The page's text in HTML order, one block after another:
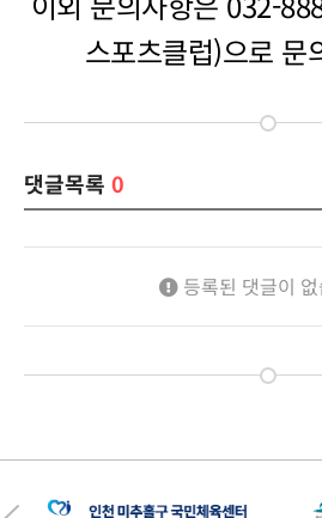
스포츠클럽)으로 문
댓글목록 0
등록된 댓글이